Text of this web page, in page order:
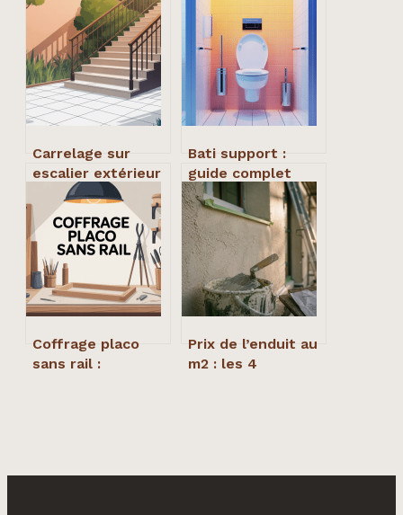
Carrelage sur
escalier extérieur
: réussir un
revêtement
durable et
sécurisé
Bati support :
guide complet
pour bien choisir
et installer
Coffrage placo
sans rail :
Prix de l’enduit au
m2 : les 4